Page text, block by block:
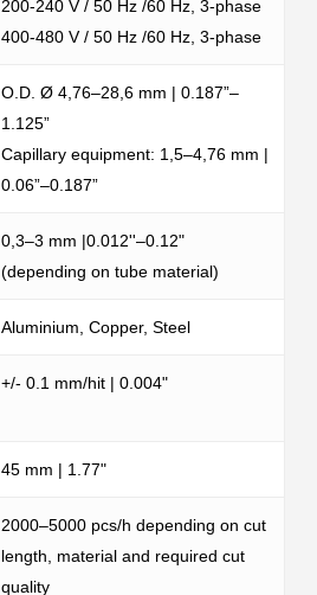
200-240 V / 50 Hz /60 Hz, 3-phase
400-480 V / 50 Hz /60 Hz, 3-phase
O.D. Ø 4,76–28,6 mm | 0.187”–
1.125”
Capillary equipment: 1,5–4,76 mm |
0.06”–0.187”
0,3–3 mm |0.012''–0.12"
(depending on tube material)
Aluminium, Copper, Steel
+/- 0.1 mm/hit | 0.004"
45 mm | 1.77"
2000–5000 pcs/h depending on cut
length, material and required cut
quality